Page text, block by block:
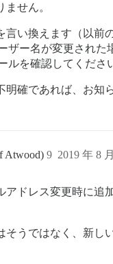
ません。
言い換えます（以前
ザー名が変更され
ルを確認してくだ
明確であれば、お知
Atwood) 2019 年 8
9
アドレス変更時に追
そうではなく、新し